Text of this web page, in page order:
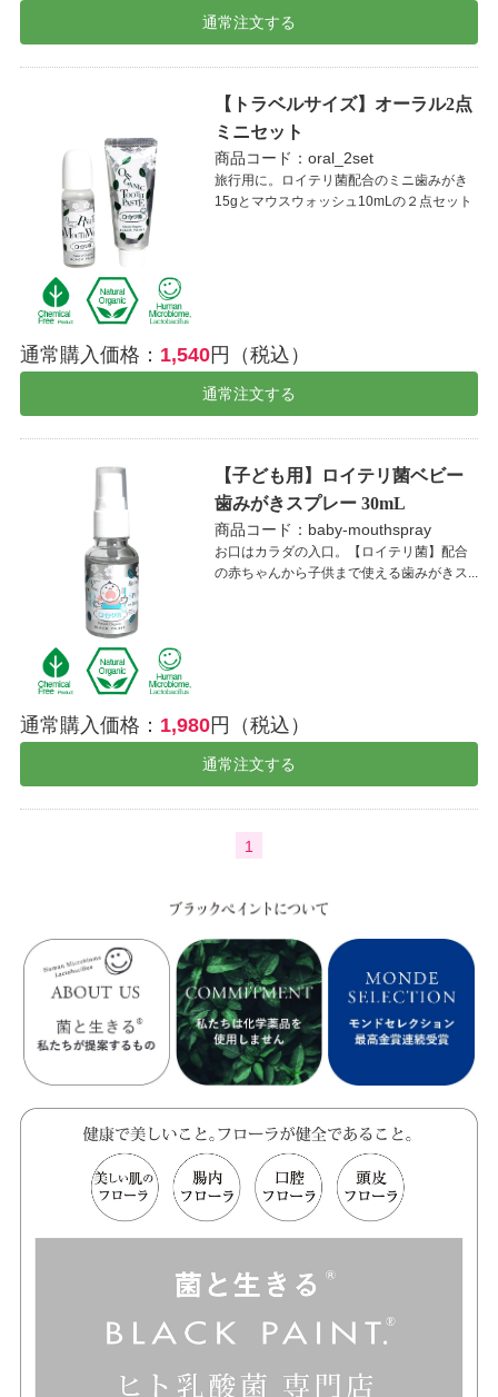
通常注文する
【トラベルサイズ】オーラル2点
ミニセット
商品コード：oral_2set
旅行用に。ロイテリ菌配合のミニ歯みがき
15gとマウスウォッシュ10mLの２点セット
通常購入価格： 1,540円（税込）
通常注文する
【子ども用】ロイテリ菌ベビー
歯みがきスプレー 30mL
商品コード：baby-mouthspray
お口はカラダの入口。【ロイテリ菌】配合
の赤ちゃんから子供まで使える歯みがきス...
通常購入価格： 1,980円（税込）
通常注文する
1